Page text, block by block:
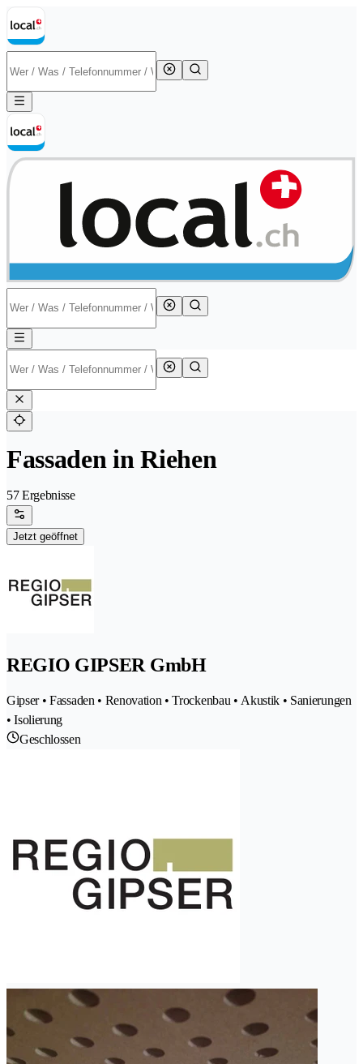
Fassaden in Riehen
57 Ergebnisse
Jetzt geöffnet
REGIO GIPSER GmbH
Gipser • Fassaden • Renovation • Trockenbau • Akustik • Sanierungen
• Isolierung
Geschlossen